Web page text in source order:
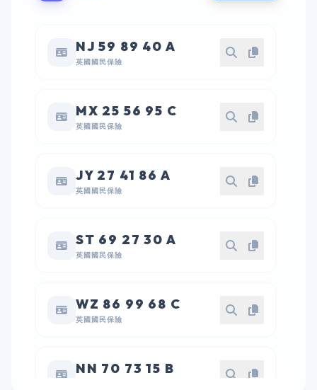
NJ 59 89 40 A
英國國民保險
MX 25 56 95 C
英國國民保險
JY 27 41 86 A
英國國民保險
ST 69 27 30 A
英國國民保險
WZ 86 99 68 C
英國國民保險
NN 70 73 15 B